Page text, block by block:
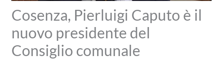
Cosenza, Pierluigi Caputo è il
nuovo presidente del
Consiglio comunale